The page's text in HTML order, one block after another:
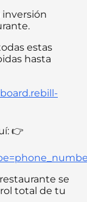
inversión
estas
hasta
👉
se
total de tu